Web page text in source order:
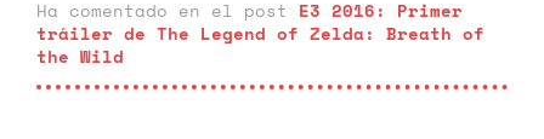
Ha comentado en el post E3 2016: Primer
tráiler de The Legend of Zelda: Breath of
the Wild